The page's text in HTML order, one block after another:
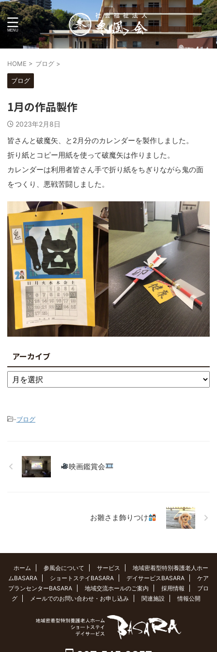
HOME > ブログ >
ブログ
1月の作品製作
2023年2月8日
皆さんと破魔矢、と2月分のカレンダーを製作しました。
折り紙とコピー用紙を使って破魔矢は作りました。
カレンダーは利用者皆さん手で折り紙をちぎりながら鬼の面
をつくり、悪戦苦闘しました。
アーカイブ
-ブログ
映画鑑賞会
お雛さま飾りつけ
ホーム 参風会について サービス
地域密着型特別養護老人ホー
ムBASARA
ショートステイBASARA デイサービスBASARA
ケア
プランセンターBASARA
地域交流ホールのご案内 採用情報
ブロ
グ
メールでのお問い合わせ・お申し込み 関連施設 情報公開